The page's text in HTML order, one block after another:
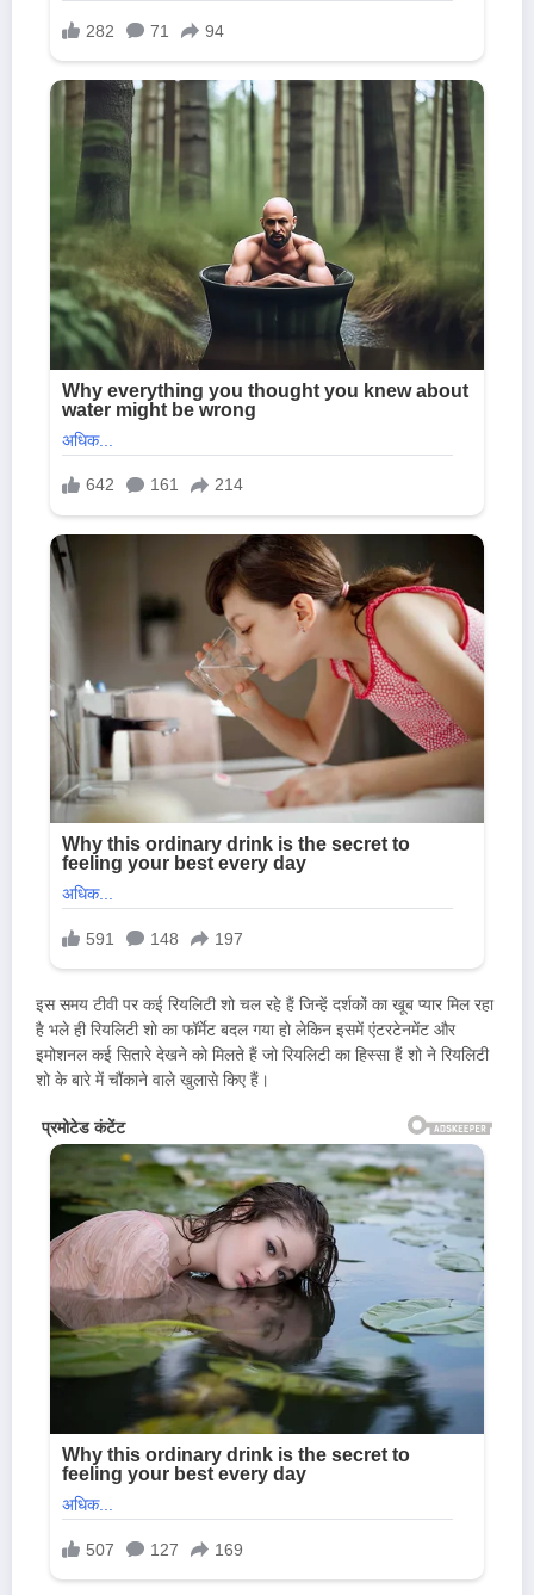
इस समय टीवी पर कई रियलिटी शो चल रहे हैं जिन्हें दर्शकों का खूब प्यार मिल रहा
है भले ही रियलिटी शो का फॉर्मेट बदल गया हो लेकिन इसमें एंटरटेनमेंट और
इमोशनल कई सितारे देखने को मिलते हैं जो रियलिटी का हिस्सा हैं शो ने रियलिटी
शो के बारे में चौंकाने वाले खुलासे किए हैं।